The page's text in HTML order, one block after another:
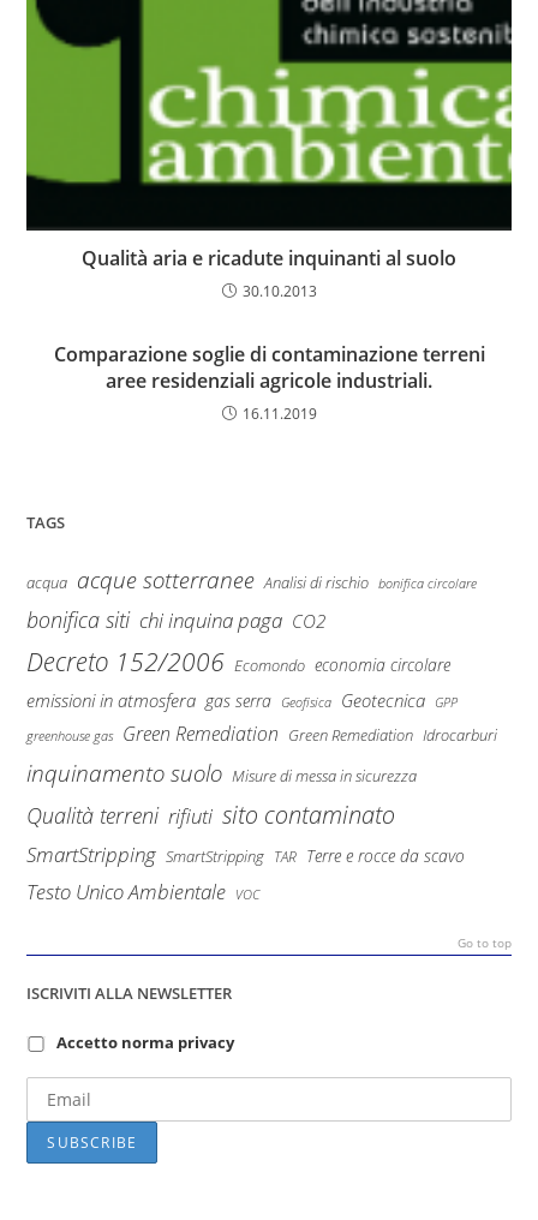
Qualità aria e ricadute inquinanti al suolo
30.10.2013
Comparazione soglie di contaminazione terreni
aree residenziali agricole industriali.
16.11.2019
TAGS
acqua acque sotterranee Analisi di rischio bonifica circolare
bonifica siti chi inquina paga CO2
Decreto 152/2006 Ecomondo economia circolare
emissioni in atmosfera gas serra Geofisica Geotecnica GPP
greenhouse gas Green Remediation Green Remediation Idrocarburi
inquinamento suolo Misure di messa in sicurezza
Qualità terreni rifiuti sito contaminato
SmartStripping SmartStripping TAR Terre e rocce da scavo
Testo Unico Ambientale VOC
Go to top
ISCRIVITI ALLA NEWSLETTER
Accetto norma privacy